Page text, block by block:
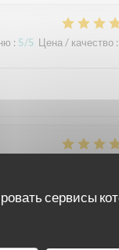
сервисы
: 5/5 Цена / качество: